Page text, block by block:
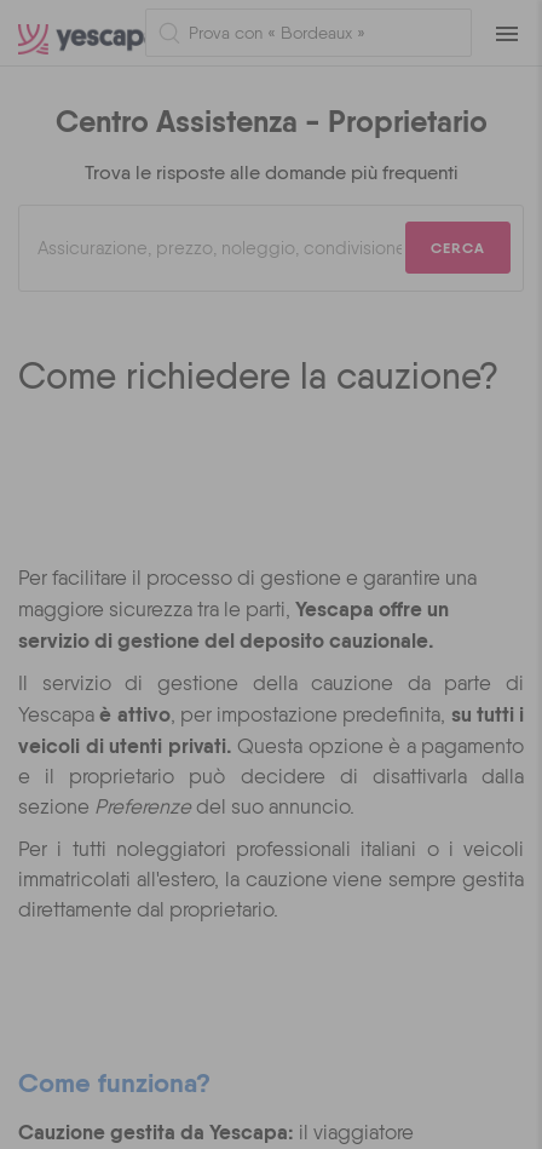
Centro Assistenza - Proprietario
Trova le risposte alle domande più frequenti
CERCA
Come richiedere la cauzione?
Per facilitare il processo di gestione e garantire una
maggiore sicurezza tra le parti, Yescapa offre un
servizio di gestione del deposito cauzionale.
Il servizio di gestione della cauzione da parte di
Yescapaè attivo, per impostazione predefinita, su tutti i
veicoli di utenti privati. Questa opzione è a pagamento
e il proprietario può decidere di disattivarla dalla
sezione Preferenzedel suo annuncio.
Per i tutti noleggiatori professionali italiani o i veicoli
immatricolati all'estero, la cauzione viene sempre gestita
direttamente dal proprietario.
Come funziona?
Cauzione gestita da Yescapa: il viaggiatore